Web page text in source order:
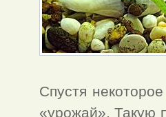
Спустя
«урожай». Такую